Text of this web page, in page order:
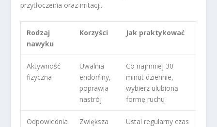
przytłoczenia oraz irritacji.
Rodzaj
nawyku
Korzyści Jak praktykować
Aktywność
fizyczna
Uwalnia
endorfiny,
poprawia
nastrój
Co najmniej 30
minut dziennie,
wybierz ulubioną
formę ruchu
Odpowiednia
Zwiększa
Ustal regularny czas